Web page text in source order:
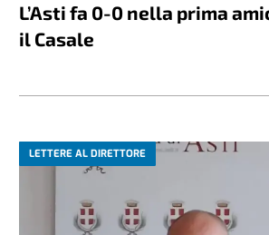
L’Asti fa 0-0 nella prima
il Casale
LETTERE AL DIRETTORE